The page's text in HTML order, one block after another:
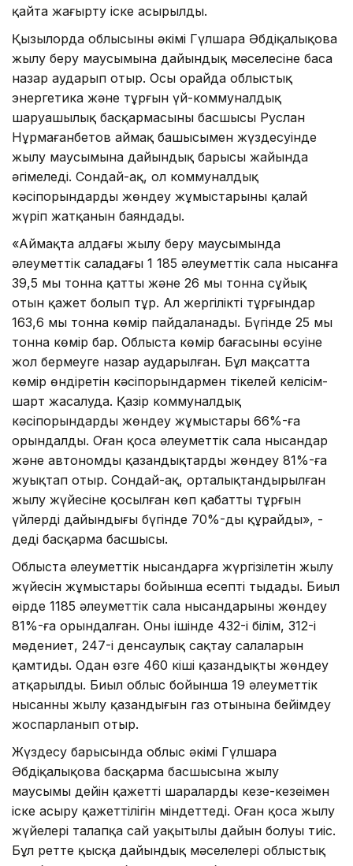
қайта жаңғырту іске асырылды.
Қызылорда облысының әкімі Гүлшара Әбдіқалықова
жылу беру маусымына дайындық мәселесіне баса
назар аударып отыр. Осы орайда облыстық
энергетика және тұрғын үй-коммуналдық
шаруашылық басқармасының басшысы Руслан
Нұрмағанбетов аймақ башысымен жүздесуінде
жылу маусымына дайындық барысы жайында
әңгімеледі. Сондай-ақ, ол коммуналдық
кәсіпорындардың жөндеу жұмыстарының қалай
жүріп жатқанын баяндады.
«Аймақта алдағы жылу беру маусымында
әлеуметтік саладағы 1 185 әлеуметтік сала нысанға
39,5 мың тонна қатты және 26 мың тонна сұйық
отын қажет болып тұр. Ал жергілікті тұрғындар
163,6 мың тонна көмір пайдаланады. Бүгінде 25 мың
тонна көмір бар. Облыста көмір бағасының өсуіне
жол бермеуге назар аударылған. Бұл мақсатта
көмір өндіретін кәсіпорындармен тікелей келісім-
шарт жасалуда. Қазір коммуналдық
кәсіпорындардың жөндеу жұмыстары 66%-ға
орындалды. Оған қоса әлеуметтік сала нысандар
және автономды қазандықтарды жөндеу 81%-ға
жуықтап отыр. Сондай-ақ, орталықтандырылған
жылу жүйесіне қосылған көп қабатты тұрғын
үйлердің дайындығы бүгінде 70%-ды құрайды», -
деді басқарма басшысы.
Облыста әлеуметтік нысандарға жүргізілетін жылу
жүйесін жұмыстары бойынша есепті тыңдады. Биыл
өңірде 1185 әлеуметтік сала нысандарының жөндеу
81%-ға орындалған. Оның ішінде 432-і білім, 312-і
мәдениет, 247-і денсаулық сақтау салаларын
қамтиды. Одан өзге 460 кіші қазандықты жөндеу
атқарылды. Биыл облыс бойынша 19 әлеуметтік
нысанның жылу қазандығын газ отынына бейімдеу
жоспарланып отыр.
Жүздесу барысында облыс әкімі Гүлшара
Әбдіқалықова басқарма басшысына жылу
маусымы дейін қажетті шараларды кезең-кезеңімен
іске асыру қажеттілігін міндеттеді. Оған қоса жылу
жүйелері талапқа сай уақытылы дайын болуы тиіс.
Бұл ретте қысқа дайындық мәселелері облыстық